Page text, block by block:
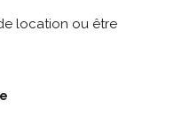
location ou être